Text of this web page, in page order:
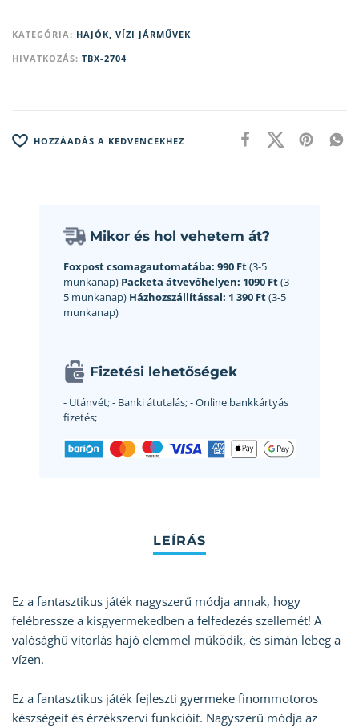
KATEGÓRIA: HAJÓK, VÍZI JÁRMŰVEK
HIVATKOZÁS: TBX-2704
HOZZÁADÁS A KEDVENCEKHEZ
Mikor és hol vehetem át?
Foxpost csomagautomatába: 990 Ft(3-5
munkanap) Packeta átvevőhelyen: 1090 Ft(3-
5 munkanap) Házhozszállítással: 1 390 Ft(3-5
munkanap)
Fizetési lehetőségek
- Utánvét;- Banki átutalás;- Online bankkártyás
fizetés;
Ez a fantasztikus játék nagyszerű módja annak, hogy
felébressze a kisgyermekedben a felfedezés szellemét! A
valósághű vitorlás hajó elemmel működik, és simán lebeg a
vízen.
Ez a fantasztikus játék fejleszti gyermeke finommotoros
készségeit és érzékszervi funkcióit. Nagyszerű módja az